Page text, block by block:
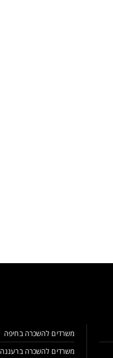
משרדים להשכרה בחיפה
משרדים להשכרה ברעננה